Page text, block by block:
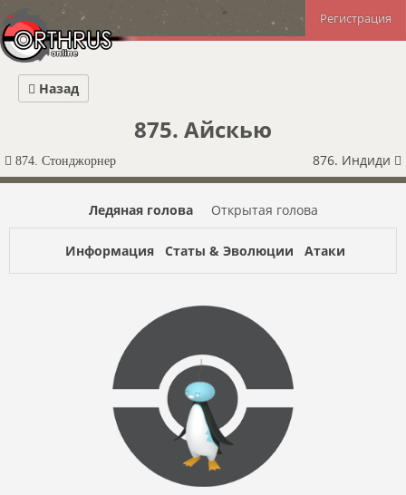
Регистрация
875. Айскью
874. Стонджорнер 876. Индиди
Назад
Ледяная голова Открытая голова
Информация Статы & Эволюции Атаки